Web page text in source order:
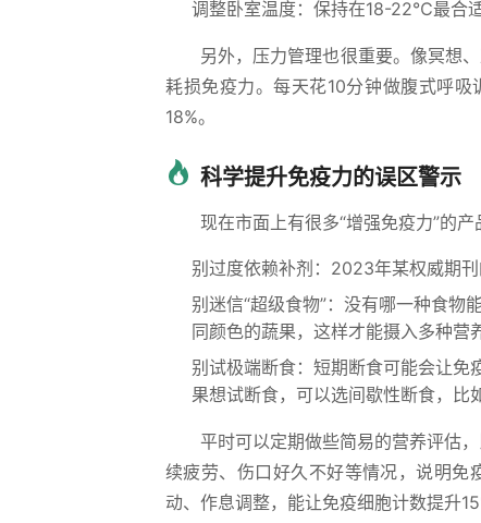
调整卧室温度：保持在18-22℃最合
另外，压力管理也很重要。像冥想
耗损免疫力。每天花10分钟做腹式呼
18%。
科学提升免疫力的误区警示
现在市面上有很多“增强免疫力”的产
别过度依赖补剂：2023年某权威期
别迷信“超级食物”：没有哪一种食
同颜色的蔬果，这样才能摄入多种营
别试极端断食：短期断食可能会让免
果想试断食，可以选间歇性断食，比
平时可以定期做些简易的营养评估
续疲劳、伤口好久不好等情况，说明
动、作息调整，能让免疫细胞计数提升